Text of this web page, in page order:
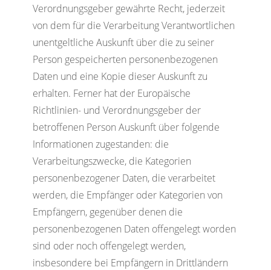
Verordnungsgeber gewährte Recht, jederzeit
von dem für die Verarbeitung Verantwortlichen
unentgeltliche Auskunft über die zu seiner
Person gespeicherten personenbezogenen
Daten und eine Kopie dieser Auskunft zu
erhalten. Ferner hat der Europäische
Richtlinien- und Verordnungsgeber der
betroffenen Person Auskunft über folgende
Informationen zugestanden: die
Verarbeitungszwecke, die Kategorien
personenbezogener Daten, die verarbeitet
werden, die Empfänger oder Kategorien von
Empfängern, gegenüber denen die
personenbezogenen Daten offengelegt worden
sind oder noch offengelegt werden,
insbesondere bei Empfängern in Drittländern